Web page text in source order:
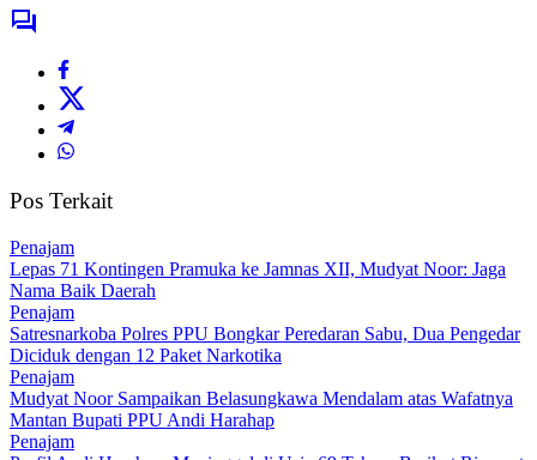
Pos Terkait
Penajam
Lepas 71 Kontingen Pramuka ke Jamnas XII, Mudyat Noor: Jaga
Nama Baik Daerah
Penajam
Satresnarkoba Polres PPU Bongkar Peredaran Sabu, Dua Pengedar
Diciduk dengan 12 Paket Narkotika
Penajam
Mudyat Noor Sampaikan Belasungkawa Mendalam atas Wafatnya
Mantan Bupati PPU Andi Harahap
Penajam